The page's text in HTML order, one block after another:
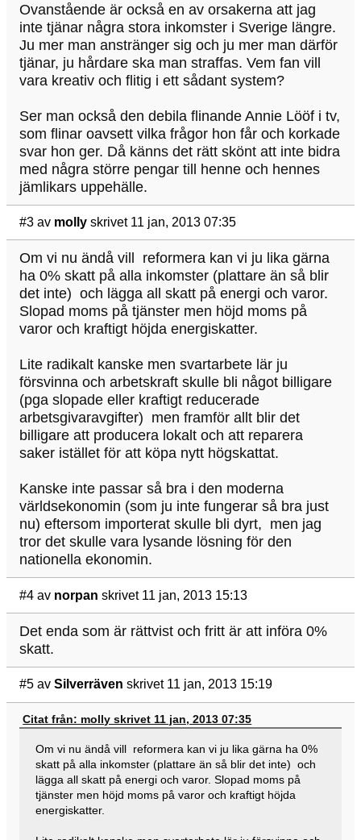
Ovanstående är också en av orsakerna att jag
inte tjänar några stora inkomster i Sverige längre.
Ju mer man anstränger sig och ju mer man därför
tjänar, ju hårdare ska man straffas. Vem fan vill
vara kreativ och flitig i ett sådant system?
Ser man också den debila flinande Annie Lööf i tv,
som flinar oavsett vilka frågor hon får och korkade
svar hon ger. Då känns det rätt skönt att inte bidra
med några större pengar till henne och hennes
jämlikars uppehälle.
#3 av molly skrivet 11 jan, 2013 07:35
Om vi nu ändå vill reformera kan vi ju lika gärna
ha 0% skatt på alla inkomster (plattare än så blir
det inte) och lägga all skatt på energi och varor.
Slopad moms på tjänster men höjd moms på
varor och kraftigt höjda energiskatter.
Lite radikalt kanske men svartarbete lär ju
försvinna och arbetskraft skulle bli något billigare
(pga slopade eller kraftigt reducerade
arbetsgivaravgifter) men framför allt blir det
billigare att producera lokalt och att reparera
saker istället för att köpa nytt högskattat.
Kanske inte passar så bra i den moderna
världsekonomin (som ju inte fungerar så bra just
nu) eftersom importerat skulle bli dyrt, men jag
tror det skulle vara lysande lösning för den
nationella ekonomin.
#4 av norpan skrivet 11 jan, 2013 15:13
Det enda som är rättvist och fritt är att införa 0%
skatt.
#5 av Silverräven skrivet 11 jan, 2013 15:19
Citat från: molly skrivet 11 jan, 2013 07:35
Om vi nu ändå vill reformera kan vi ju lika gärna ha 0%
skatt på alla inkomster (plattare än så blir det inte) och
lägga all skatt på energi och varor. Slopad moms på
tjänster men höjd moms på varor och kraftigt höjda
energiskatter.